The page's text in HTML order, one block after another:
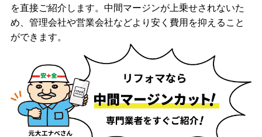
を直接ご紹介します。中間マージンが上乗せされないた
め、管理会社や営業会社などより安く費用を抑えること
ができます。